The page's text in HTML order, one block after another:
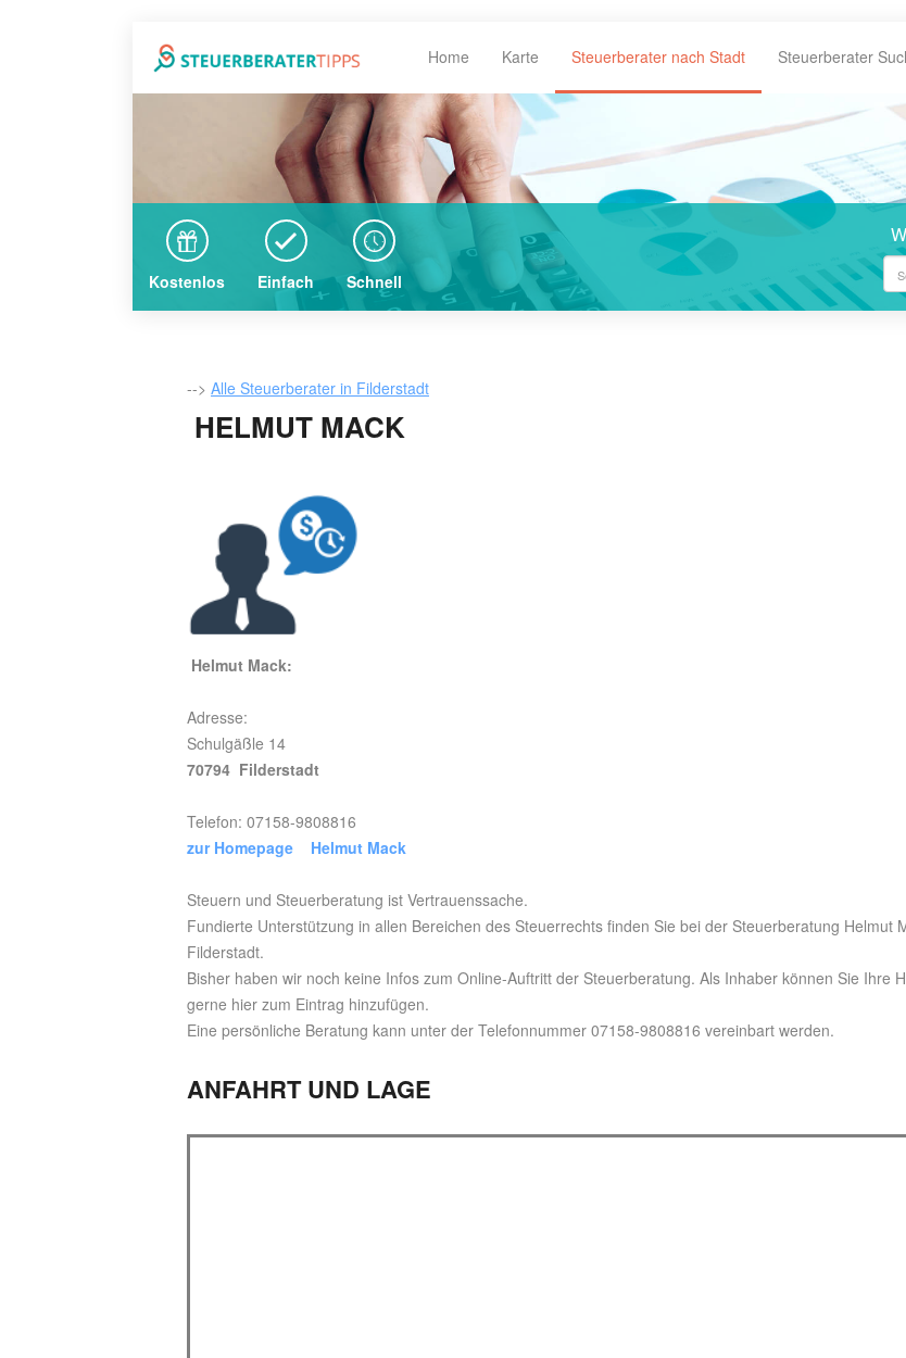
Home Karte Steuerberater nach Stadt Steuerberater
Kostenlos Einfach Schnell
--> Alle Steuerberater in Filderstadt
HELMUT MACK
Helmut Mack:
Adresse:
Schulgäßle 14
70794 Filderstadt
Telefon: 07158-9808816
zur Homepage Helmut Mack
Steuern und Steuerberatung ist Vertrauenssache.
Fundierte Unterstützung in allen Bereichen des Steuerrechts finden Sie bei der Steuerberatung Helmut
Filderstadt.
Bisher haben wir noch keine Infos zum Online-Auftritt der Steuerberatung. Als Inhaber können Sie Ihre
gerne hier zum Eintrag hinzufügen.
Eine persönliche Beratung kann unter der Telefonnummer 07158-9808816 vereinbart werden.
ANFAHRT UND LAGE